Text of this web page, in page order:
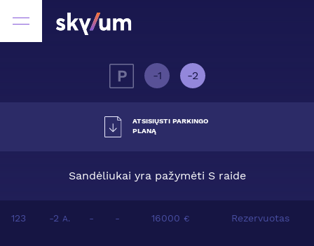
-1 -2
ATSISIŲSTI PARKINGO
PLANĄ
Sandėliukai yra pažymėti S raide
123 -2 A. - - 16000 € Rezervuotas